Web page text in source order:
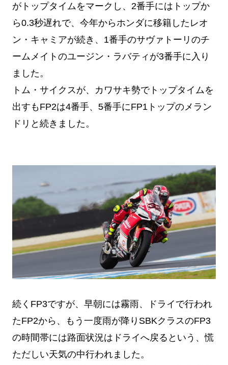
がトップタイムをマークし、2番手にはトップか
ら0.3秒遅れで、今年からホンダに移籍したレオ
ン・キャミアが続き、1番手のサヴァトーリのチ
ームメイトのユージン・ラバティが3番手に入り
ました。
トム・サイクスが、カワサキ勢でトップタイムを
出すもFP2は4番手、5番手にFP1トップのメラン
ドリと続きました。
続くFP3ですが、早朝には霧雨、ドライで行われ
たFP2から、もう一度雨が降りSBKクラスのFP3
の時間帯には路面状況はドライへ戻るという、慌
ただしい天気の中行われました。